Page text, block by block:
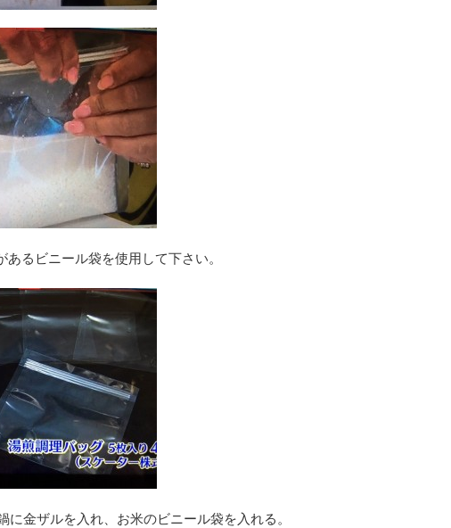
るビニール袋を使用して下さい。
に金ザルを入れ、お米のビニール袋を入れる。